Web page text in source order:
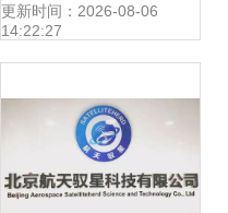
询服务解析
更新时间：2026-08-06
14:22:27